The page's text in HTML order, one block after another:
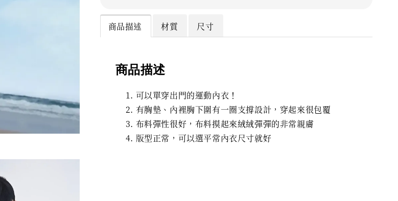
商品描述 材質 尺寸
商品描述
可以單穿出門的運動內衣！
有胸墊、內裡胸下圍有一圈支撐設計，穿起來很包覆
布料彈性很好，布料摸起來絨絨彈彈的非常親膚
版型正常，可以選平常內衣尺寸就好